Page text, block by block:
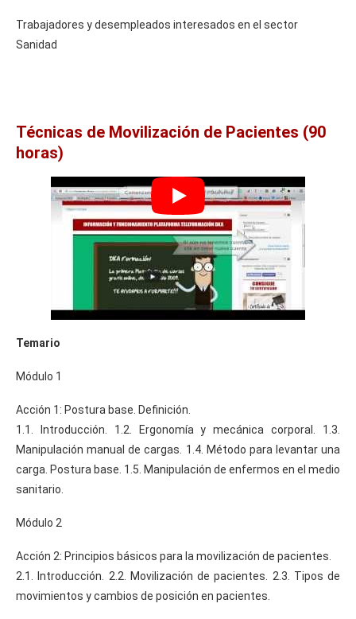
Trabajadores y desempleados interesados en el sector
Sanidad
Técnicas de Movilización de Pacientes (90
horas)
Temario
Módulo 1
Acción 1: Postura base. Definición.
1.1. Introducción. 1.2. Ergonomía y mecánica corporal. 1.3.
Manipulación manual de cargas. 1.4. Método para levantar una
carga. Postura base. 1.5. Manipulación de enfermos en el medio
sanitario.
Módulo 2
Acción 2: Principios básicos para la movilización de pacientes.
2.1. Introducción. 2.2. Movilización de pacientes. 2.3. Tipos de
movimientos y cambios de posición en pacientes.